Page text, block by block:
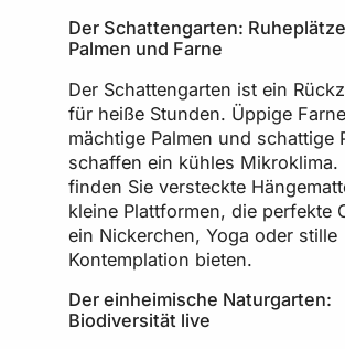
Der Schattengarten:
Palmen und Farne
Der Schattengarten ist ein
für heiße Stunden. Üppige
mächtige Palmen und schattige
schaffen ein kühles Mikroklima.
finden Sie versteckte
kleine Plattformen, die perfekte
ein Nickerchen, Yoga oder stille
Kontemplation bieten.
Der einheimische Naturgarten:
Biodiversität live